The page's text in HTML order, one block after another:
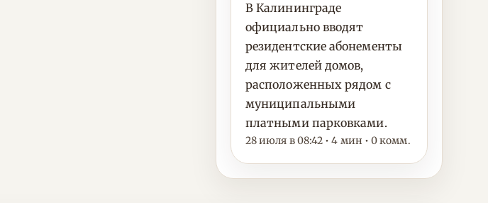
В Калининграде
официально вводят
резидентские абонементы
для жителей домов,
расположенных рядом с
муниципальными
платными парковками.
28 июля в 08:42 • 4 мин • 0 комм.